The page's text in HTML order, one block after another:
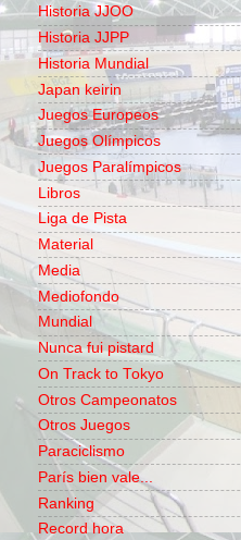
Historia JJOO
Historia JJPP
Historia Mundial
Japan keirin
Juegos Europeos
Juegos Olímpicos
Juegos Paralímpicos
Libros
Liga de Pista
Material
Media
Mediofondo
Mundial
Nunca fui pistard
On Track to Tokyo
Otros Campeonatos
Otros Juegos
Paraciclismo
París bien vale...
Ranking
Record hora